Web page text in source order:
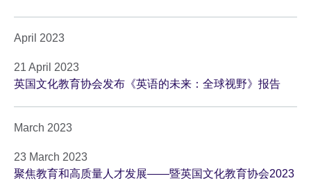
April 2023
21 April 2023
英国文化教育协会发布《英语的未来：全球视野》报告
March 2023
23 March 2023
聚焦教育和高质量人才发展——暨英国文化教育协会2023